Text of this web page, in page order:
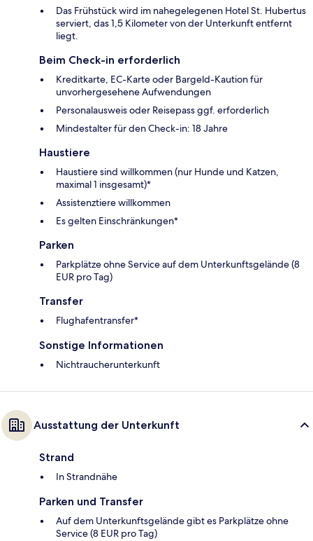
Das Frühstück wird im nahegelegenen Hotel St. Hubertus
serviert, das 1,5 Kilometer von der Unterkunft entfernt
liegt.
Beim Check-in erforderlich
Kreditkarte, EC-Karte oder Bargeld-Kaution für
unvorhergesehene Aufwendungen
Personalausweis oder Reisepass ggf. erforderlich
Mindestalter für den Check-in: 18 Jahre
Haustiere
Haustiere sind willkommen (nur Hunde und Katzen,
maximal 1 insgesamt)*
Assistenztiere willkommen
Es gelten Einschränkungen*
Parken
Parkplätze ohne Service auf dem Unterkunftsgelände (8
EUR pro Tag)
Transfer
Flughafentransfer*
Sonstige Informationen
Nichtraucherunterkunft
Ausstattung der Unterkunft
Strand
In Strandnähe
Parken und Transfer
Auf dem Unterkunftsgelände gibt es Parkplätze ohne
Service (8 EUR pro Tag)